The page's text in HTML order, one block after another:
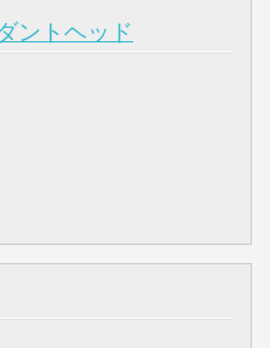
ントヘッド